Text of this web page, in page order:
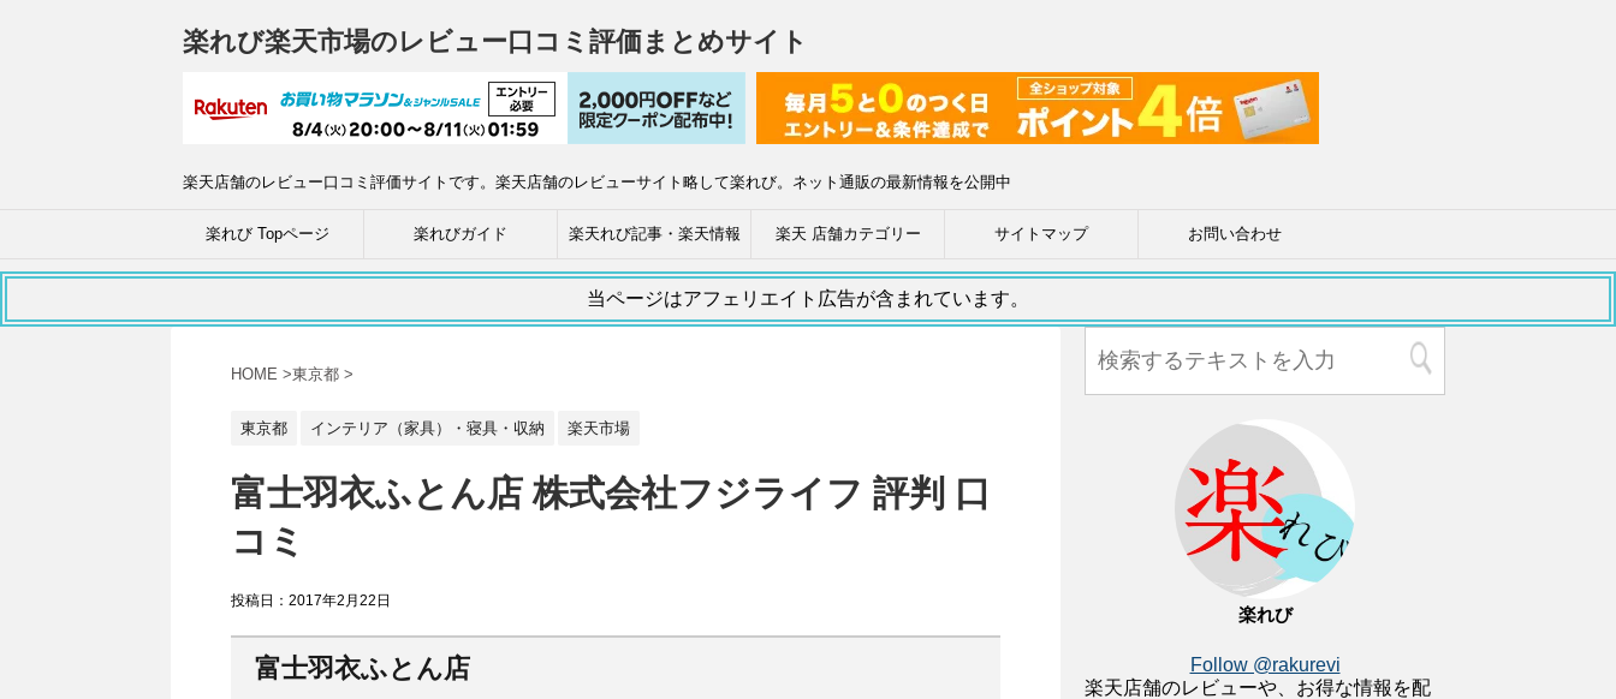
楽れび楽天市場のレビュー口コミ評価まとめサイト
楽天店舗のレビュー口コミ評価サイトです。楽天店舗のレビューサイト略して楽れび。ネット通販の最新情報を公開中
楽れび Topページ 楽れびガイド 楽天れび記事・楽天情報 楽天 店舗カテゴリー サイトマップ お問い合わせ
当ページはアフェリエイト広告が含まれています。
HOME >東京都 >
東京都 インテリア（家具）・寝具・収納 楽天市場
富士羽衣ふとん店 株式会社フジライフ 評判 口
コミ
投稿日： 2017年2月22日
富士羽衣ふとん店
楽れび
Follow @rakurevi
楽天店舗のレビューや、お得な情報を配